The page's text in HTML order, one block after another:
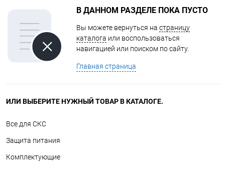
В ДАННОМ РАЗДЕЛЕ ПОКА ПУСТО
Вы можете вернуться на страницу
каталога или воспользоваться
навигацией или поиском по сайту.
Главная страница
ИЛИ ВЫБЕРИТЕ НУЖНЫЙ ТОВАР В КАТАЛОГЕ.
Все для СКС
Защита питания
Комплектующие